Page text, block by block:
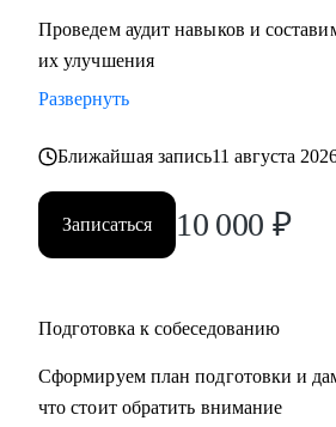
Проведем аудит навыков и
их улучшения
Развернуть
Ближайшая запись11 августа
Записаться 10 000 ₽
Подготовка к собеседованию
Сформируем план подготовки и
что стоит обратить внимание